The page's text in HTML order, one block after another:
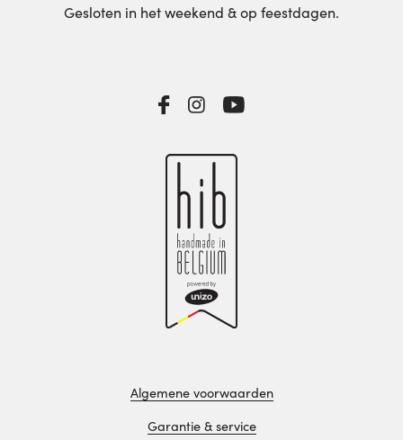
Gesloten in het weekend & op feestdagen.
Algemene voorwaarden
Garantie & service